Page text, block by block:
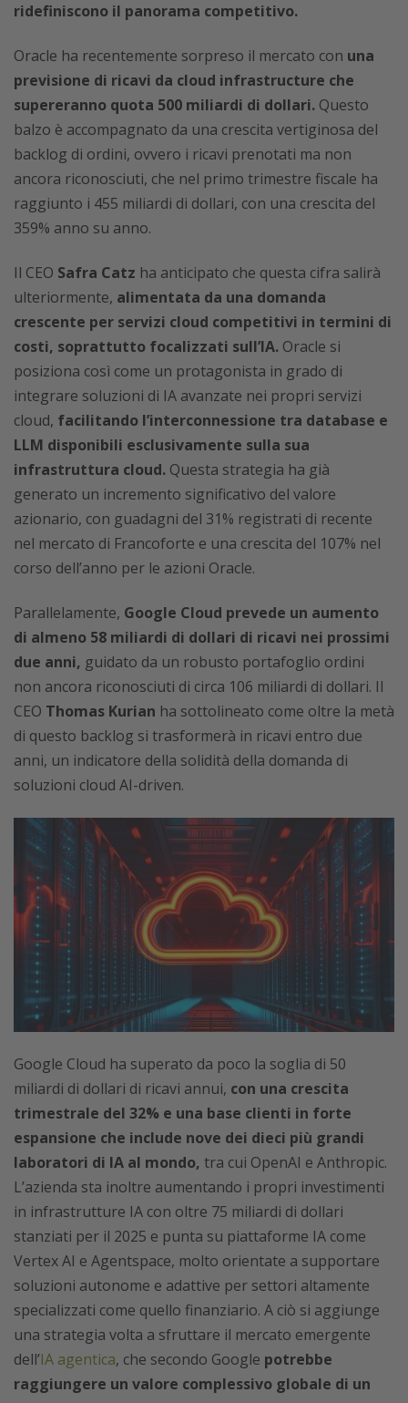
ridefiniscono il panorama competitivo.
Oracle ha recentemente sorpreso il mercato con una
previsione di ricavi da cloud infrastructure che
supereranno quota 500 miliardi di dollari. Questo
balzo è accompagnato da una crescita vertiginosa del
backlog di ordini, ovvero i ricavi prenotati ma non
ancora riconosciuti, che nel primo trimestre fiscale ha
raggiunto i 455 miliardi di dollari, con una crescita del
359% anno su anno.
Il CEO Safra Catz ha anticipato che questa cifra salirà
ulteriormente, alimentata da una domanda
crescente per servizi cloud competitivi in termini di
costi, soprattutto focalizzati sull’IA. Oracle si
posiziona così come un protagonista in grado di
integrare soluzioni di IA avanzate nei propri servizi
cloud, facilitando l’interconnessione tra database e
LLM disponibili esclusivamente sulla sua
infrastruttura cloud. Questa strategia ha già
generato un incremento significativo del valore
azionario, con guadagni del 31% registrati di recente
nel mercato di Francoforte e una crescita del 107% nel
corso dell’anno per le azioni Oracle.
Parallelamente, Google Cloud prevede un aumento
di almeno 58 miliardi di dollari di ricavi nei prossimi
due anni, guidato da un robusto portafoglio ordini
non ancora riconosciuti di circa 106 miliardi di dollari. Il
CEO Thomas Kurian ha sottolineato come oltre la metà
di questo backlog si trasformerà in ricavi entro due
anni, un indicatore della solidità della domanda di
soluzioni cloud AI-driven.
Google Cloud ha superato da poco la soglia di 50
miliardi di dollari di ricavi annui, con una crescita
trimestrale del 32% e una base clienti in forte
espansione che include nove dei dieci più grandi
laboratori di IA al mondo, tra cui OpenAI e Anthropic.
L’azienda sta inoltre aumentando i propri investimenti
in infrastrutture IA con oltre 75 miliardi di dollari
stanziati per il 2025 e punta su piattaforme IA come
Vertex AI e Agentspace, molto orientate a supportare
soluzioni autonome e adattive per settori altamente
specializzati come quello finanziario. A ciò si aggiunge
una strategia volta a sfruttare il mercato emergente
dell’IA agentica, che secondo Google potrebbe
raggiungere un valore complessivo globale di un